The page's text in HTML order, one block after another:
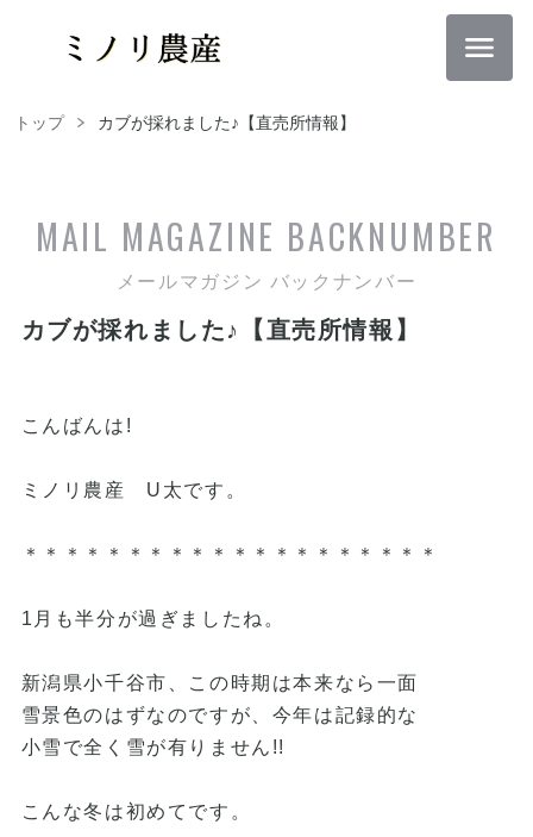
トップ カブが採れました♪【直売所情報】
MAIL MAGAZINE BACKNUMBER
メールマガジン バックナンバー
カブが採れました♪【直売所情報】
こんばんは!
ミノリ農産 U太です。
＊＊＊＊＊＊＊＊＊＊＊＊＊＊＊＊＊＊＊＊
1月も半分が過ぎましたね。
新潟県小千谷市、この時期は本来なら一面
雪景色のはずなのですが、今年は記録的な
小雪で全く雪が有りません!!
こんな冬は初めてです。